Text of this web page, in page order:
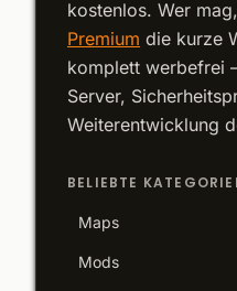
kostenlos. Wer
Premium die kurze
komplett werbefrei
Server,
Weiterentwicklung
BELIEBTE
Maps
Mods